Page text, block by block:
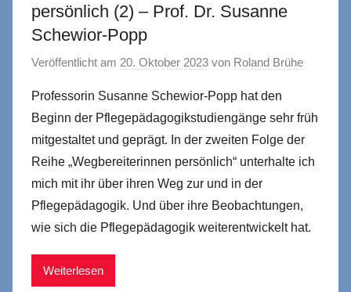
persönlich (2) – Prof. Dr. Susanne
Schewior-Popp
Veröffentlicht am 20. Oktober 2023 von Roland Brühe
Professorin Susanne Schewior-Popp hat den
Beginn der Pflegepädagogikstudiengänge sehr früh
mitgestaltet und geprägt. In der zweiten Folge der
Reihe „Wegbereiterinnen persönlich“ unterhalte ich
mich mit ihr über ihren Weg zur und in der
Pflegepädagogik. Und über ihre Beobachtungen,
wie sich die Pflegepädagogik weiterentwickelt hat.
Weiterlesen